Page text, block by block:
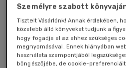
Személyre szabott
Tisztelt Vásárlónk! Annak érdekében,
közelebb álló könyveket tudjunk a
hogy fogadja el az ehhez szükséges
megnyomásával. Ennek hiányában
használata szempontjából
böngészőjébe, de cookie-